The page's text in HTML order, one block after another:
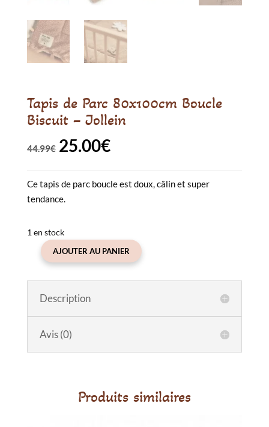
Tapis de Parc 80x100cm Boucle
Biscuit – Jollein
44.99€ Le
initial
44.99€.
25.00€Le
actuel
Ce tapis de parc boucle est doux, câlin et super
tendance.
1 en stock
quantité
Parc
80x100cm
AJOUTER AU PANIER
Description
Avis (0)
Produits similaires